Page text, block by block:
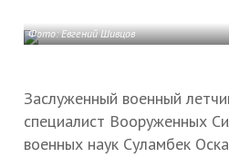
Фото: Евгений Шивцов
Заслуженный военный
специалист Вооруженных
военных наук Суламбек